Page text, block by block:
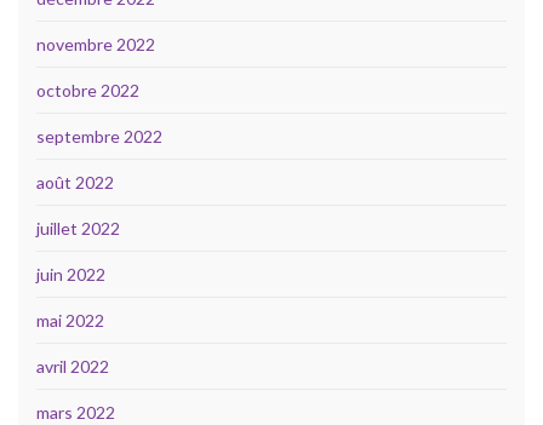
novembre 2022
octobre 2022
septembre 2022
août 2022
juillet 2022
juin 2022
mai 2022
avril 2022
mars 2022